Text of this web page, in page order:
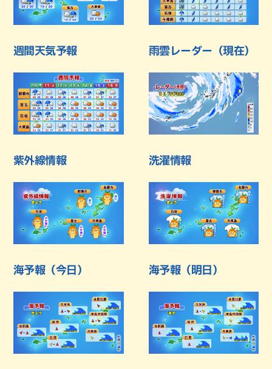
週間天気予報 雨雲レーダー（現在）
紫外線情報 洗濯情報
海予報（今日） 海予報（明日）